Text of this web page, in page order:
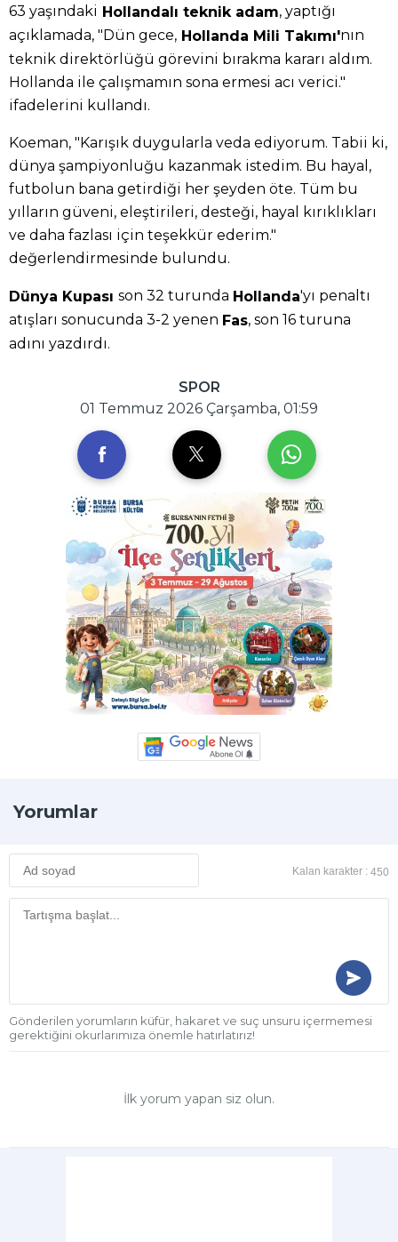
63 yaşındaki Hollandalı teknik adam, yaptığı
açıklamada, "Dün gece, Hollanda Mili Takımı'nın
teknik direktörlüğü görevini bırakma kararı aldım.
Hollanda ile çalışmamın sona ermesi acı verici."
ifadelerini kullandı.
Koeman, "Karışık duygularla veda ediyorum. Tabii ki,
dünya şampiyonluğu kazanmak istedim. Bu hayal,
futbolun bana getirdiği her şeyden öte. Tüm bu
yılların güveni, eleştirileri, desteği, hayal kırıklıkları
ve daha fazlası için teşekkür ederim."
değerlendirmesinde bulundu.
Dünya Kupası son 32 turunda Hollanda'yı penaltı
atışları sonucunda 3-2 yenen Fas, son 16 turuna
adını yazdırdı.
SPOR
01 Temmuz 2026 Çarşamba, 01:59
Yorumlar
Kalan karakter : 450
Gönderilen yorumların küfür, hakaret ve suç unsuru içermemesi
gerektiğini okurlarımıza önemle hatırlatırız!
İlk yorum yapan siz olun.